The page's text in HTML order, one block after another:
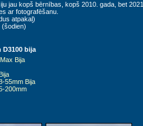
jau kopš bērnības, kopš 2010. gada, bet 2021.
ar fotografēšanu.
atpakaļ)
(šodien)
D3100 bija
Bija
55mm Bija
200mm